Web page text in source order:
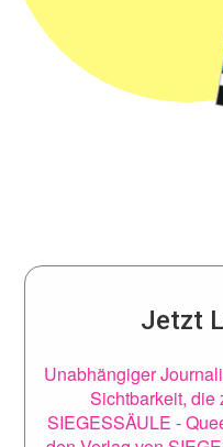
Jetzt
Unabhängiger
Sichtbarkeit, die
SIEGESSÄULE -